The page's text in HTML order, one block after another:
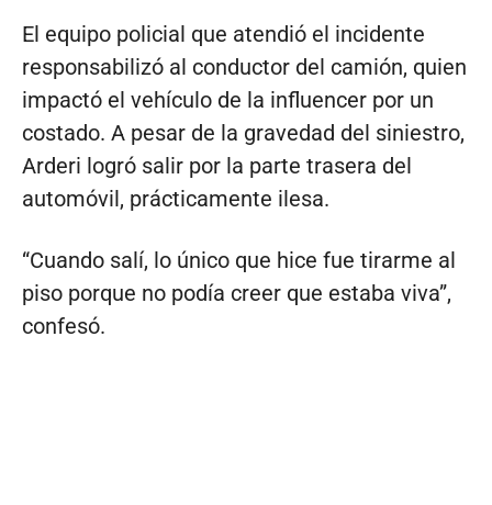
El equipo policial que atendió el incidente
responsabilizó al conductor del camión, quien
impactó el vehículo de la influencer por un
costado. A pesar de la gravedad del siniestro,
Arderi logró salir por la parte trasera del
automóvil, prácticamente ilesa.
“Cuando salí, lo único que hice fue tirarme al
piso porque no podía creer que estaba viva”,
confesó.